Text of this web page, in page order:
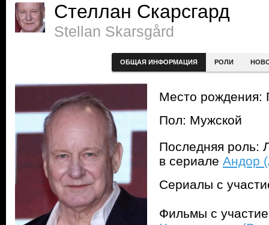
Стеллан Скарсгард
Stellan Skarsgård
ОБЩАЯ ИНФОРМАЦИЯ РОЛИ
Место рождения:
Пол: Мужской
Последняя роль:
в сериале Андор
Сериалы с
Фильмы с